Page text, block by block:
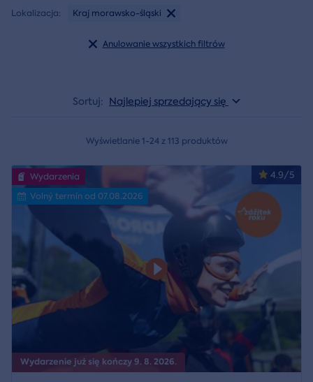
Lokalizacja: Kraj morawsko-śląski
Anulowanie wszystkich filtrów
Sortuj: Najlepiej sprzedający się
Wyświetlanie 1-24 z 113 produktów
Wydarzenie już się kończy 9. 8. 2026.
4.9/5
Wydarzenia
Volný termín od 07.08.2026